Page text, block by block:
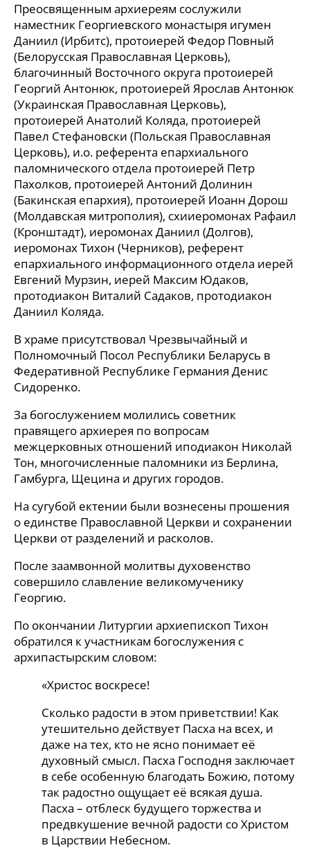
Преосвященным архиереям сослужили
наместник Георгиевского монастыря игумен
Даниил (Ирбитс), протоиерей Федор Повный
(Белорусская Православная Церковь),
благочинный Восточного округа протоиерей
Георгий Антонюк, протоиерей Ярослав Антонюк
(Украинская Православная Церковь),
протоиерей Анатолий Коляда, протоиерей
Павел Стефановски (Польская Православная
Церковь), и.о. референта епархиального
паломнического отдела протоиерей Петр
Пахолков, протоиерей Антоний Долинин
(Бакинская епархия), протоиерей Иоанн Дорош
(Молдавская митрополия), схииеромонах Рафаил
(Кронштадт), иеромонах Даниил (Долгов),
иеромонах Тихон (Черников), референт
епархиального информационного отдела иерей
Евгений Мурзин, иерей Максим Юдаков,
протодиакон Виталий Садаков, протодиакон
Даниил Коляда.
В храме присутствовал Чрезвычайный и
Полномочный Посол Республики Беларусь в
Федеративной Республике Германия Денис
Сидоренко.
За богослужением молились советник
правящего архиерея по вопросам
межцерковных отношений иподиакон Николай
Тон, многочисленные паломники из Берлина,
Гамбурга, Щецина и других городов.
На сугубой ектении были вознесены прошения
о единстве Православной Церкви и сохранении
Церкви от разделений и расколов.
После заамвонной молитвы духовенство
совершило славление великомученику
Георгию.
По окончании Литургии архиепископ Тихон
обратился к участникам богослужения с
архипастырским словом:
«Христос воскресе!
Сколько радости в этом приветствии! Как
утешительно действует Пасха на всех, и
даже на тех, кто не ясно понимает её
духовный смысл. Пасха Господня заключает
в себе особенную благодать Божию, потому
так радостно ощущает её всякая душа.
Пасха – отблеск будущего торжества и
предвкушение вечной радости со Христом
в Царствии Небесном.